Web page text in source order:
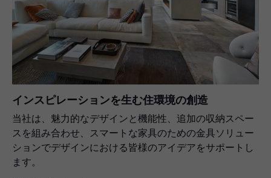
インスピレーションを生む住環境の創造
当社は、魅力的なデザインと機能性、追加の収納スペー
スを組み合わせ、スマートな家具のための金具ソリュー
ションでデザインにおける皆様のアイデアをサポートし
ます。